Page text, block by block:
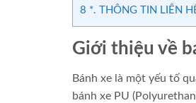
8 *. THÔNG TIN LIÊN
Giới thiệu về
Bánh xe là một yếu tố
bánh xe PU